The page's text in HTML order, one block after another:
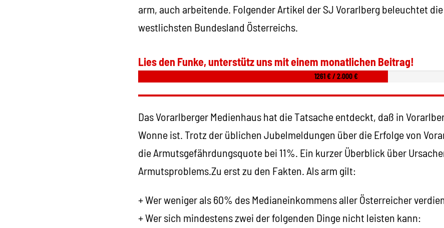
arm, auch arbeitende. Folgender Artikel der SJ Vorarlberg beleuchtet
westlichsten Bundesland Österreichs.
Lies den Funke, unterstütz uns mit einem monatlichen Beitrag!
1261 € / 2.000 €
Das Vorarlberger Medienhaus hat die Tatsache entdeckt, daß in
Wonne ist. Trotz der üblichen Jubelmeldungen über die Erfolge von
die Armutsgefährdungsquote bei 11%. Ein kurzer Überblick über
Armutsproblems.Zu erst zu den Fakten. Als arm gilt:
+ Wer weniger als 60% des Medianeinkommens aller Österreicher
+ Wer sich mindestens zwei der folgenden Dinge nicht leisten kann: